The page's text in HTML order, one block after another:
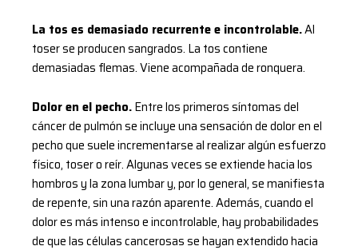
La tos es demasiado recurrente e incontrolable.Al
toser se producen sangrados. La tos contiene
demasiadas flemas. Viene acompañada de ronquera.
Dolor en el pecho.Entre los primeros síntomas del
cáncer de pulmón se incluye una sensación de dolor en el
pecho que suele incrementarse al realizar algún esfuerzo
físico, toser o reír. Algunas veces se extiende hacia los
hombros y la zona lumbar y, por lo general, se manifiesta
de repente, sin una razón aparente. Además, cuando el
dolor es más intenso e incontrolable, hay probabilidades
de que las células cancerosas se hayan extendido hacia